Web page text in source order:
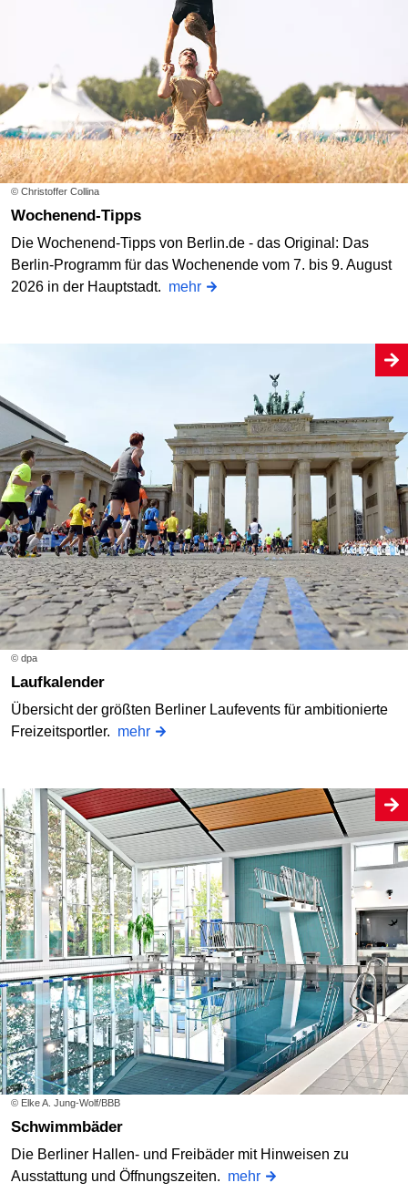
© Christoffer Collina
Wochenend-Tipps
Die Wochenend-Tipps von Berlin.de - das Original: Das
Berlin-Programm für das Wochenende vom 7. bis 9. August
2026 in der Hauptstadt. mehr
© dpa
Laufkalender
Übersicht der größten Berliner Laufevents für ambitionierte
Freizeitsportler. mehr
© Elke A. Jung-Wolf/BBB
Schwimmbäder
Die Berliner Hallen- und Freibäder mit Hinweisen zu
Ausstattung und Öffnungszeiten. mehr